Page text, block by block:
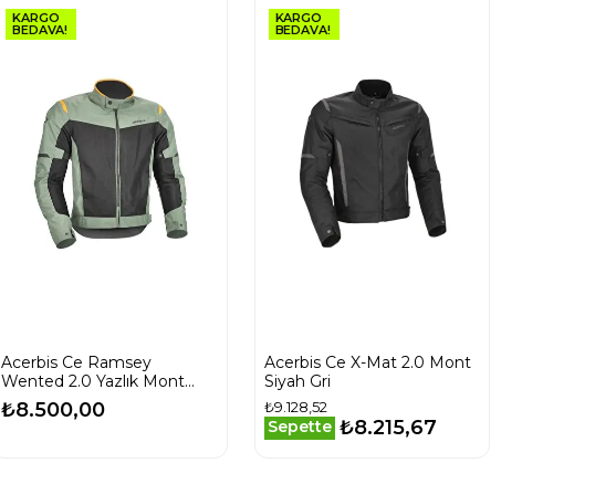
KARGO
BEDAVA!
Acerbis Ce Ramsey
Wented 2.0 Yazlık Mont
Yeşil Siyah
₺8.500,00
KARGO
BEDAVA!
Acerbis Ce X-Mat 2.0 Mont
Siyah Gri
₺9.128,52
Sepette ₺8.215,67